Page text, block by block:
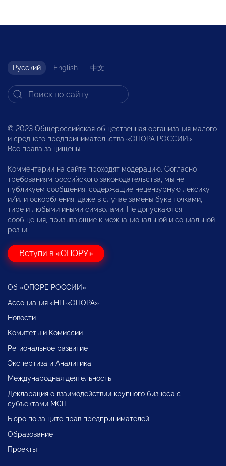
Русский English 中文
© 2023 Общероссийская общественная организация малого
и среднего предпринимательства «ОПОРА РОССИИ».
Все права защищены.
Комментарии на сайте проходят модерацию. Согласно
требованиям российского законодательства, мы не
публикуем сообщения, содержащие нецензурную лексику
и/или оскорбления, даже в случае замены букв точками,
тире и любыми иными символами. Не допускаются
сообщения, призывающие к межнациональной и социальной
розни.
Вступи в «ОПОРУ»
Об «ОПОРЕ РОССИИ»
Ассоциация «НП «ОПОРА»
Новости
Комитеты и Комиссии
Региональное развитие
Экспертиза и Аналитика
Международная деятельность
Декларация о взаимодействии крупного бизнеса с
субъектами МСП
Бюро по защите прав предпринимателей
Образование
Проекты